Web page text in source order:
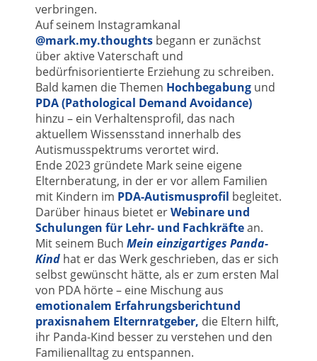
verbringen.
Auf seinem Instagramkanal
@mark.my.thoughts begann er zunächst
über aktive Vaterschaft und
bedürfnisorientierte Erziehung zu schreiben.
Bald kamen die Themen Hochbegabung und
PDA (Pathological Demand Avoidance)
hinzu – ein Verhaltensprofil, das nach
aktuellem Wissensstand innerhalb des
Autismusspektrums verortet wird.
Ende 2023 gründete Mark seine eigene
Elternberatung, in der er vor allem Familien
mit Kindern im PDA-Autismusprofil begleitet.
Darüber hinaus bietet erWebinare und
Schulungen für Lehr- und Fachkräftean.
Mit seinem Buch Mein einzigartiges Panda-
Kind hat er das Werk geschrieben, das er sich
selbst gewünscht hätte, als er zum ersten Mal
von PDA hörte – eine Mischung aus
emotionalem Erfahrungsberichtund
praxisnahem Elternratgeber, die Eltern hilft,
ihr Panda-Kind besser zu verstehen und den
Familienalltag zu entspannen.